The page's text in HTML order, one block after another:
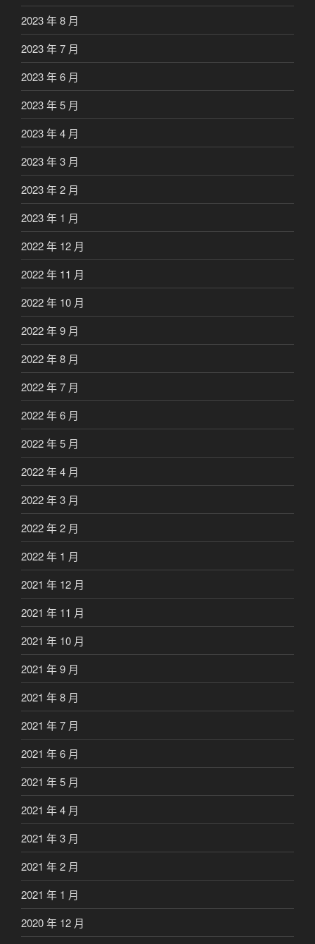
2023 年 8 月
2023 年 7 月
2023 年 6 月
2023 年 5 月
2023 年 4 月
2023 年 3 月
2023 年 2 月
2023 年 1 月
2022 年 12 月
2022 年 11 月
2022 年 10 月
2022 年 9 月
2022 年 8 月
2022 年 7 月
2022 年 6 月
2022 年 5 月
2022 年 4 月
2022 年 3 月
2022 年 2 月
2022 年 1 月
2021 年 12 月
2021 年 11 月
2021 年 10 月
2021 年 9 月
2021 年 8 月
2021 年 7 月
2021 年 6 月
2021 年 5 月
2021 年 4 月
2021 年 3 月
2021 年 2 月
2021 年 1 月
2020 年 12 月